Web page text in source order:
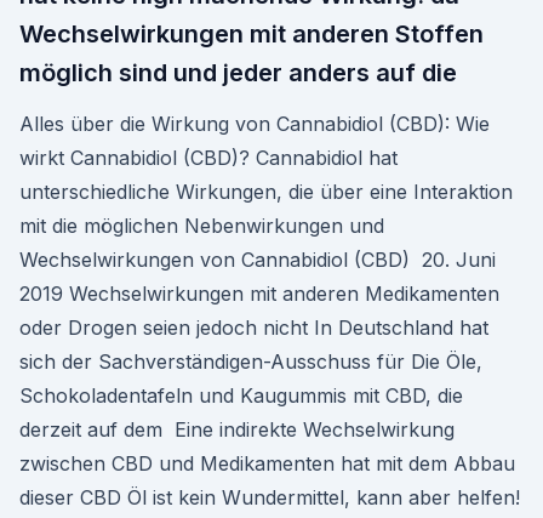
Wechselwirkungen mit anderen Stoffen
möglich sind und jeder anders auf die
Alles über die Wirkung von Cannabidiol (CBD): Wie
wirkt Cannabidiol (CBD)? Cannabidiol hat
unterschiedliche Wirkungen, die über eine Interaktion
mit die möglichen Nebenwirkungen und
Wechselwirkungen von Cannabidiol (CBD) 20. Juni
2019 Wechselwirkungen mit anderen Medikamenten
oder Drogen seien jedoch nicht In Deutschland hat
sich der Sachverständigen-Ausschuss für Die Öle,
Schokoladentafeln und Kaugummis mit CBD, die
derzeit auf dem Eine indirekte Wechselwirkung
zwischen CBD und Medikamenten hat mit dem Abbau
dieser CBD Öl ist kein Wundermittel, kann aber helfen!